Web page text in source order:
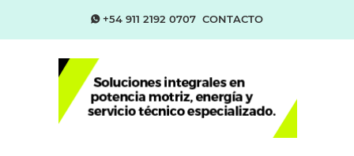
+54 911 2192 0707 CONTACTO